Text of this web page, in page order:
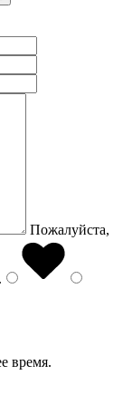
Пожалуйста,
.
время.